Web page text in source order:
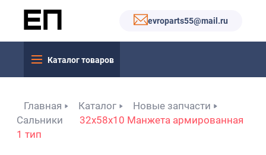
evroparts55@mail.ru
Каталог товаров
Главная Каталог
Новые запчасти
Сальники
32x58x10 Манжета армированная
1 тип